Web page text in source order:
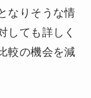
なりそうな情
しても詳しく
較の機会を減